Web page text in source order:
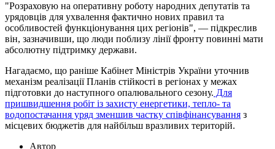
"Розраховую на оперативну роботу народних депутатів та
урядовців для ухвалення фактично нових правил та
особливостей функціонування цих регіонів", — підкреслив
він, зазначивши, що люди поблизу лінії фронту повинні мати
абсолютну підтримку держави.
Нагадаємо, що раніше Кабінет Міністрів України уточнив
механізм реалізації Планів стійкості в регіонах у межах
підготовки до наступного опалювального сезону. Для
пришвидшення робіт із захисту енергетики, тепло- та
водопостачання уряд зменшив частку співфінансування з
місцевих бюджетів для найбільш вразливих територій.
Автор